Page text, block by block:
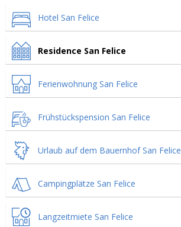
Hotel San Felice
Residence San Felice
Ferienwohnung San Felice
Frühstückspension San Felice
Urlaub auf dem Bauernhof San Felice
Campingplätze San Felice
Langzeitmiete San Felice